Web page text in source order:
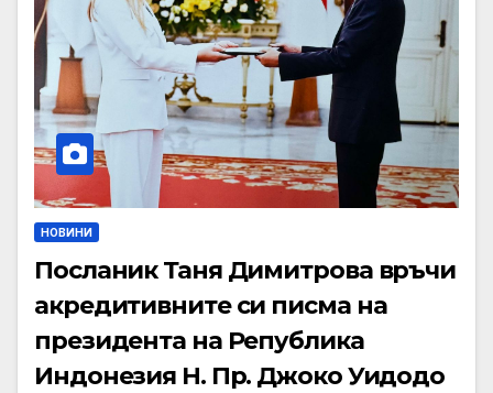
НОВИНИ
Посланик Таня Димитрова връчи
акредитивните си писма на
президента на Република
Индонезия Н. Пр. Джоко Уидодо